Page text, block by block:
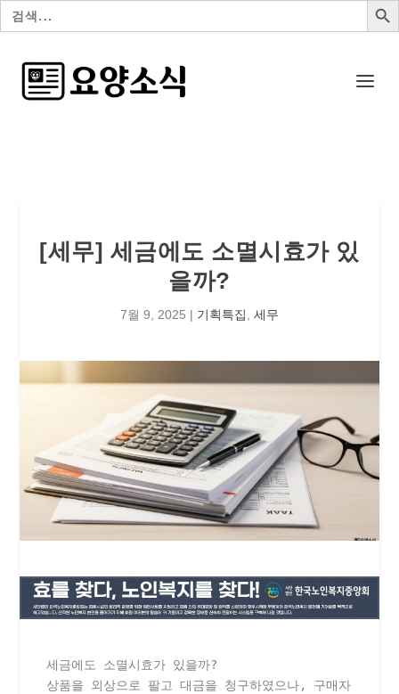
검
색:
[세무] 세금에도 소멸시효가 있
을까?
7월 9, 2025 | 기획특집 세무
세금에도 소멸시효가 있을까?
상품을 외상으로 팔고 대금을 청구하였으나, 구매자